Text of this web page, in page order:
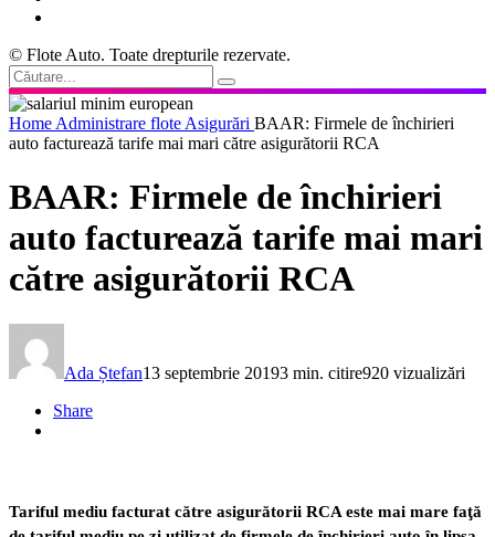
© Flote Auto. Toate drepturile rezervate.
Home Administrare flote Asigurări BAAR: Firmele de închirieri
auto facturează tarife mai mari către asigurătorii RCA
BAAR: Firmele de închirieri
auto facturează tarife mai mari
către asigurătorii RCA
Ada Ștefan13 septembrie 20193 min. citire920 vizualizări
Share
Tariful mediu facturat către asigurătorii RCA este mai mare faţă